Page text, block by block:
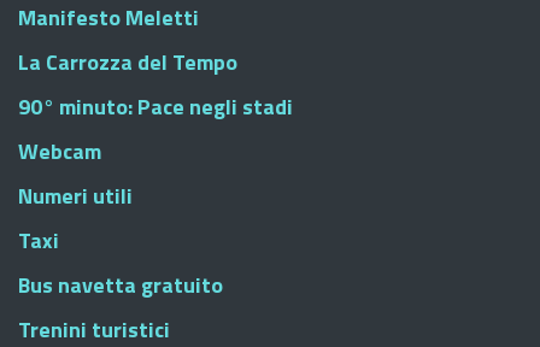
Manifesto Meletti
La Carrozza del Tempo
90° minuto: Pace negli stadi
Webcam
Numeri utili
Taxi
Bus navetta gratuito
Trenini turistici